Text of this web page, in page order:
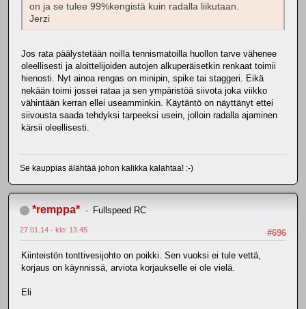
on ja se tulee 99%kengistä kuin radalla liikutaan.
Jerzi
Jos rata päälystetään noilla tennismatoilla huollon tarve vähenee
oleellisesti ja aloittelijoiden autojen alkuperäisetkin renkaat toimii
hienosti. Nyt ainoa rengas on minipin, spike tai staggeri. Eikä
nekään toimi jossei rataa ja sen ympäristöä siivota joka viikko
vähintään kerran ellei useamminkin. Käytäntö on näyttänyt ettei
siivousta saada tehdyksi tarpeeksi usein, jolloin radalla ajaminen
kärsii oleellisesti.
Se kauppias älähtää johon kalikka kalahtaa! :-)
*remppa* Fullspeed RC
#696
27.01.14 - klo: 13.45
Kiinteistön tonttivesijohto on poikki. Sen vuoksi ei tule vettä,
korjaus on käynnissä, arviota korjaukselle ei ole vielä.
Eli